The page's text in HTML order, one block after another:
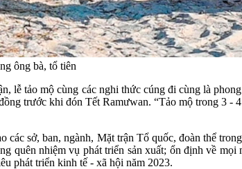
ông bà, tổ tiên
tảo mộ cùng các nghi thức cúng đi cùng là
trước khi đón Tết Ramưwan. “Tảo mộ trong 3 -
sở, ban, ngành, Mặt trận Tổ quốc, đoàn thể
nhiệm vụ phát triển sản xuất; ổn định về
phát triển kinh tế - xã hội năm 2023.